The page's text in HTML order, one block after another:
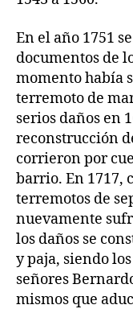
En el año 1751
documentos de
momento había
terremoto de
serios daños en
reconstrucción
corrieron por
barrio. En 1717,
terremotos de
nuevamente
los daños se
y paja, siendo
señores
mismos que